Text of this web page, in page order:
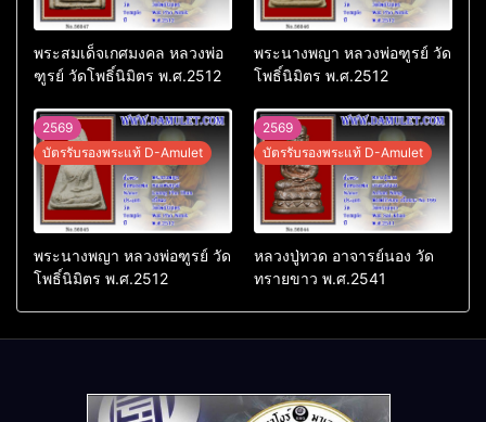
พระสมเด็จเกศมงคล หลวงพ่อ
ฑูรย์ วัดโพธิ์นิมิตร พ.ศ.2512
พระนางพญา หลวงพ่อฑูรย์ วัด
โพธิ์นิมิตร พ.ศ.2512
2569
บัตรรับรองพระแท้ D-Amulet
พระนางพญา หลวงพ่อฑูรย์ วัด
โพธิ์นิมิตร พ.ศ.2512
2569
บัตรรับรองพระแท้ D-Amulet
หลวงปู่ทวด อาจารย์นอง วัด
ทรายขาว พ.ศ.2541